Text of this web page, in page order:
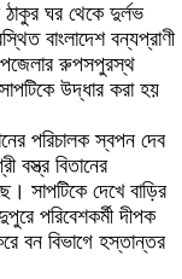
ঠাকুর ঘর থেকে দুর্লভ
বাংলাদেশ বন্যপ্রাণী
রুপসপুরস্থ
উদ্ধার করা হয়
পরিচালক স্বপন দেব
বস্ত্র বিতানের
সাপটিকে দেখে বাড়ির
পরিবেশকর্মী দীপক
বন বিভাগে হস্তান্তর